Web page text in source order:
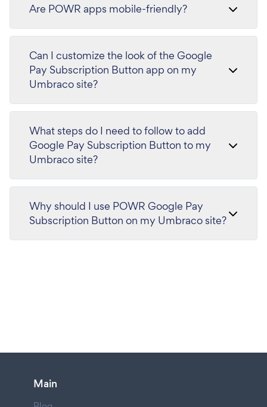
Are POWR apps mobile-friendly?
Can I customize the look of the Google
Pay Subscription Button app on my
Umbraco site?
What steps do I need to follow to add
Google Pay Subscription Button to my
Umbraco site?
Why should I use POWR Google Pay
Subscription Button on my Umbraco site?
Main